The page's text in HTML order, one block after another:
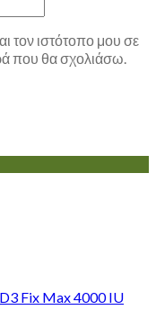
τον ιστότοπο μου σε
που θα σχολιάσω.
Fix Max 4000 IU